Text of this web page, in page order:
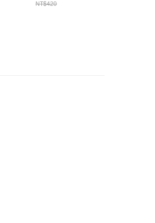
NT$420